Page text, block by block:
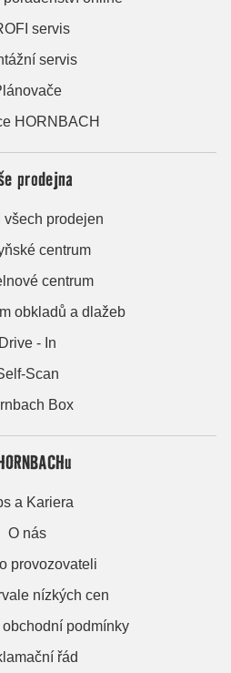
servis
servis
HORNBACH
prodejna
všech prodejen
centrum
centrum
obkladů a dlažeb
Drive - In
Scan
Box
a Kariera
O nás
provozovateli
nízkých cen
podmínky
řád